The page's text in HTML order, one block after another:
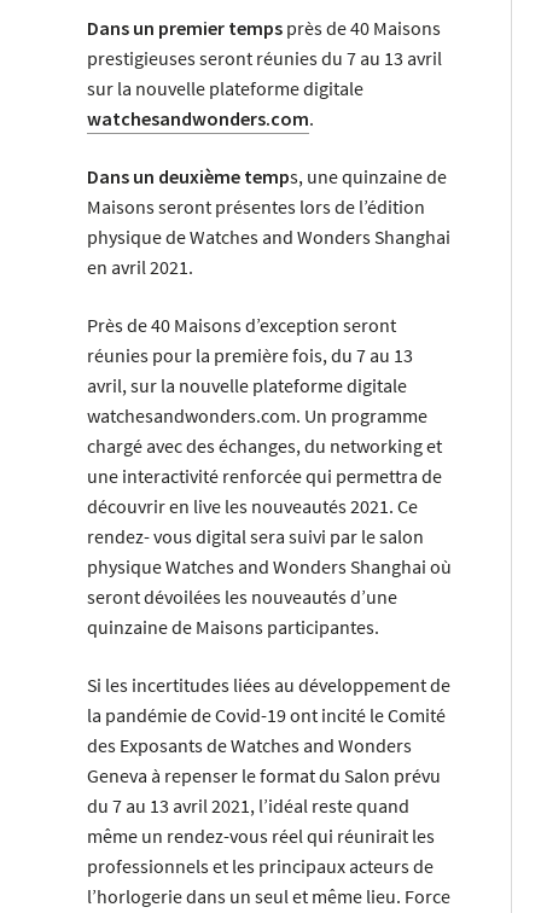
Dans un premier temps près de 40 Maisons
prestigieuses seront réunies du 7 au 13 avril
sur la nouvelle plateforme digitale
watchesandwonders.com.
Dans un deuxième temps, une quinzaine de
Maisons seront présentes lors de l’édition
physique de Watches and Wonders Shanghai
en avril 2021.
Près de 40 Maisons d’exception seront
réunies pour la première fois, du 7 au 13
avril, sur la nouvelle plateforme digitale
watchesandwonders.com. Un programme
chargé avec des échanges, du networking et
une interactivité renforcée qui permettra de
découvrir en live les nouveautés 2021. Ce
rendez- vous digital sera suivi par le salon
physique Watches and Wonders Shanghai où
seront dévoilées les nouveautés d’une
quinzaine de Maisons participantes.
Si les incertitudes liées au développement de
la pandémie de Covid-19 ont incité le Comité
des Exposants de Watches and Wonders
Geneva à repenser le format du Salon prévu
du 7 au 13 avril 2021, l’idéal reste quand
même un rendez-vous réel qui réunirait les
professionnels et les principaux acteurs de
l’horlogerie dans un seul et même lieu. Force